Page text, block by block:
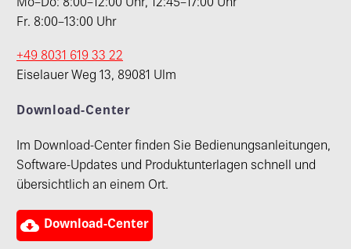
Mo–Do: 8:00–12:00 Uhr, 12:45–17:00 Uhr
Fr. 8:00–13:00 Uhr
+49 8031 619 33 22
Eiselauer Weg 13, 89081 Ulm
Download-Center
Im Download-Center finden Sie Bedienungsanleitungen,
Software-Updates und Produktunterlagen schnell und
übersichtlich an einem Ort.
 Download-Center